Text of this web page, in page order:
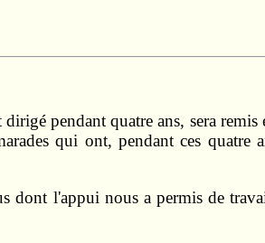
pendant quatre ans, sera remis
qui ont, pendant ces quatre
dont l'appui nous a permis de